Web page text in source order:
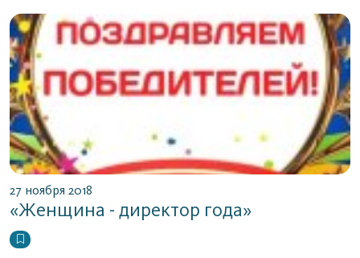
27 ноября 2018
«Женщина - директор года»